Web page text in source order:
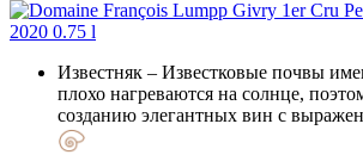
Известняк – Известковые почвы
плохо нагреваются на солнце,
созданию элегантных вин с